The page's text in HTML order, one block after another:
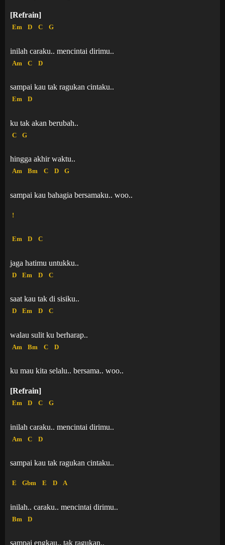
[Refrain]
Em D C G
inilah caraku.. mencintai dirimu..
Am C D
sampai kau tak ragukan cintaku..
Em D
ku tak akan berubah..
C G
hingga akhir waktu..
Am Bm C D G
sampai kau bahagia bersamaku.. woo..
!
Em D C
jaga hatimu untukku..
D Em D C
saat kau tak di sisiku..
D Em D C
walau sulit ku berharap..
Am Bm C D
ku mau kita selalu.. bersama.. woo..
[Refrain]
Em D C G
inilah caraku.. mencintai dirimu..
Am C D
sampai kau tak ragukan cintaku..
E Gbm E D A
inilah.. caraku.. mencintai dirimu..
Bm D
sampai engkau.. tak ragukan..